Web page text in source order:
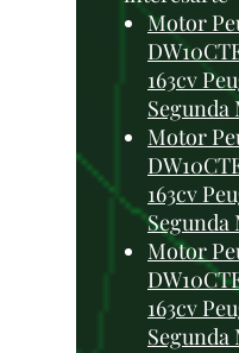
Motor
163cv
Segunda
Motor
163cv
Segunda
Motor
163cv
Segunda